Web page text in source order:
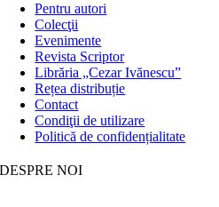
Pentru autori
Colecţii
Evenimente
Revista Scriptor
Librăria „Cezar Ivănescu”
Rețea distribuție
Contact
Condiţii de utilizare
Politică de confidențialitate
DESPRE NOI